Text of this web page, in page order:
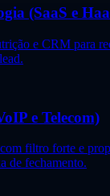
(SaaS e
e CRM para
e Telecom)
filtro forte e
de fechamento.